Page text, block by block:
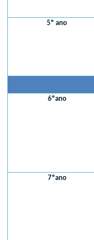
5º ano
6ºano
7ºano